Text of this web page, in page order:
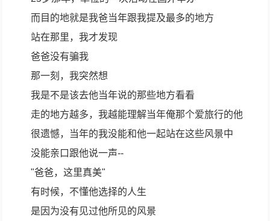
而目的地就是我爸当年跟我提及最多的地方
站在那里，我才发现
爸爸没有骗我
那一刻，我突然想
我是不是该去他当年说的那些地方看看
走的地方越多，我越能理解当年俺那个爱旅行的他
很遗憾，当年的我没能和他一起站在这些风景中
没能亲口跟他说一声--
"爸爸，这里真美"
有时候，不懂他选择的人生
是因为没有见过他所见的风景